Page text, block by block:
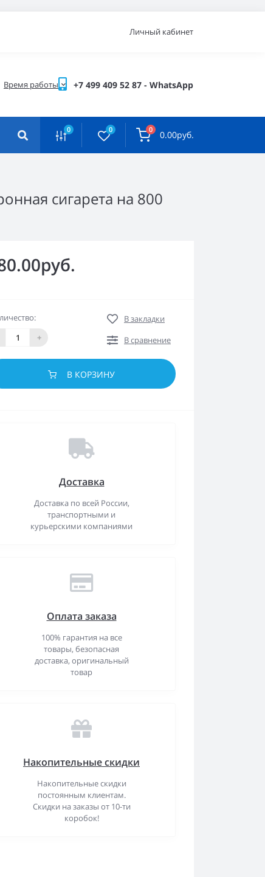
Личный кабинет
Время работы +7 499 409 52 87 - WhatsApp
0 0 0 0.00руб.
сигарета на 800
+
В закладки
В сравнение
В КОРЗИНУ
Доставка
Доставка по всей России,
транспортными и
курьерскими компаниями
Оплата заказа
100% гарантия на все
товары, безопасная
доставка, оригинальный
товар
Накопительные скидки
Накопительные скидки
постоянным клиентам.
Скидки на заказы от 10-ти
коробок!